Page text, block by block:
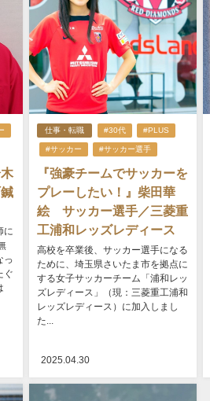
に
っ
ぐ
仕事・転職 #30代 #PLUS
#サッカー #サッカー選手
『強豪チームでサッカーを
プレーしたい！』柴田華
絵 サッカー選手／三菱重
工浦和レッズレディース
高校を卒業後、サッカー選手になる
ために、埼玉県さいたま市を拠点に
する女子サッカーチーム「浦和レッ
ズレディース」（現：三菱重工浦和
レッズレディース）に加入しまし
た...
2025.04.30